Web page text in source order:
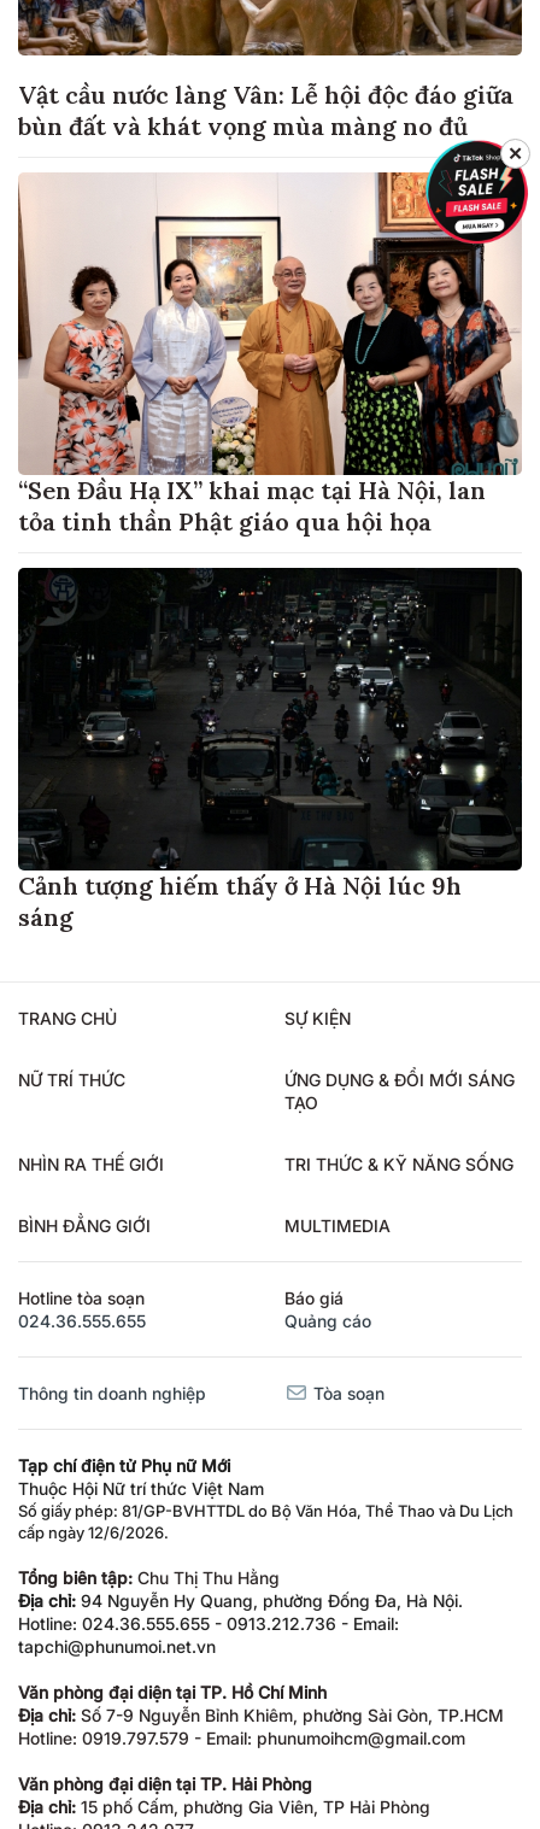
Vật cầu nước làng Vân: Lễ hội độc đáo giữa
bùn đất và khát vọng mùa màng no đủ
“Sen Đầu Hạ IX” khai mạc tại Hà Nội, lan
tỏa tinh thần Phật giáo qua hội họa
Cảnh tượng hiếm thấy ở Hà Nội lúc 9h
sáng
TRANG CHỦ SỰ KIỆN
NỮ TRÍ THỨC
ỨNG DỤNG & ĐỔI MỚI SÁNG
TẠO
NHÌN RA THẾ GIỚI TRI THỨC & KỸ NĂNG SỐNG
BÌNH ĐẲNG GIỚI MULTIMEDIA
Hotline tòa soạn
024.36.555.655
Báo giá
Quảng cáo
Thông tin doanh nghiệp Tòa soạn
Tạp chí điện tử Phụ nữ Mới
Thuộc Hội Nữ trí thức Việt Nam
Số giấy phép: 81/GP-BVHTTDL do Bộ Văn Hóa, Thể Thao và Du Lịch
cấp ngày 12/6/2026.
Tổng biên tập: Chu Thị Thu Hằng
Địa chỉ: 94 Nguyễn Hy Quang, phường Đống Đa, Hà Nội.
Hotline: 024.36.555.655 - 0913.212.736 - Email:
tapchi@phunumoi.net.vn
Văn phòng đại diện tại TP. Hồ Chí Minh
Địa chỉ: Số 7-9 Nguyễn Bỉnh Khiêm, phường Sài Gòn, TP.HCM
Hotline: 0919.797.579 - Email: phunumoihcm@gmail.com
Văn phòng đại diện tại TP. Hải Phòng
Địa chỉ: 15 phố Cấm, phường Gia Viên, TP Hải Phòng
✕